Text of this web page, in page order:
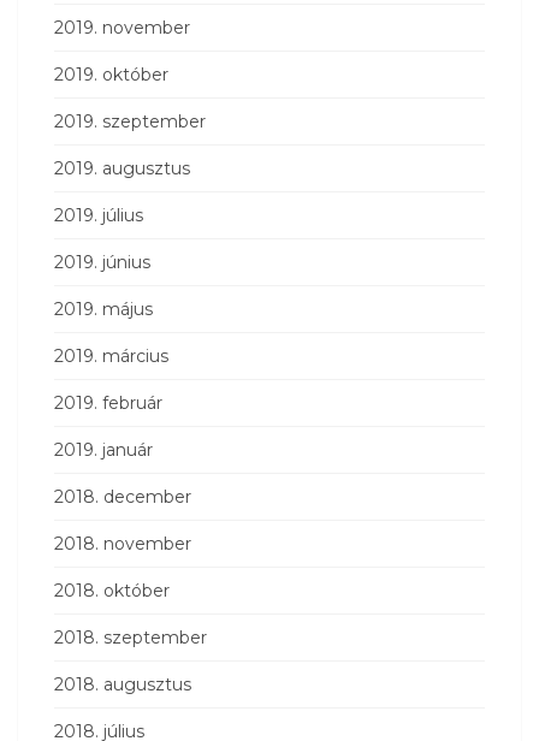
2019. november
2019. október
2019. szeptember
2019. augusztus
2019. július
2019. június
2019. május
2019. március
2019. február
2019. január
2018. december
2018. november
2018. október
2018. szeptember
2018. augusztus
2018. július